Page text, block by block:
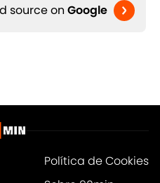
source on Google
Política de Cookies